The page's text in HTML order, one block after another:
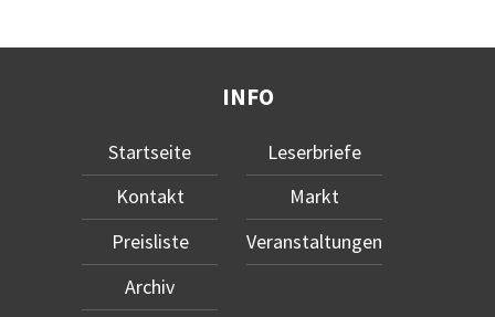
INFO
Startseite
Kontakt
Preisliste
Archiv
Leserbriefe
Markt
Veranstaltungen